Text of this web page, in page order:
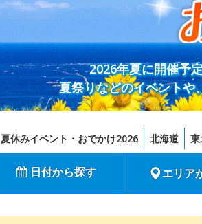
2026年夏に開催予
夏祭りなどのイベントや
夏休みイベント・おでかけ2026 北海道
日付から探す エリア